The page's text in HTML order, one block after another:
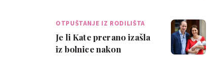
OTPUŠTANJE IZ RODILIŠTA
Je li Kate prerano izašla
iz bolnice nakon